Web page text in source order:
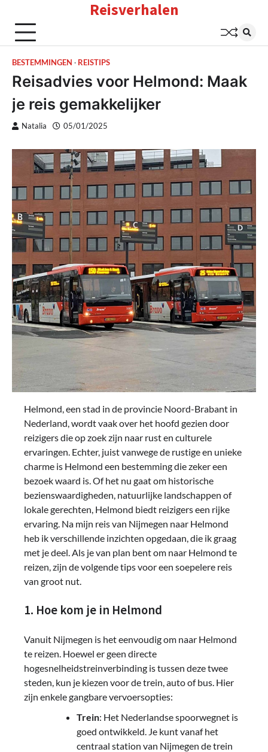
content
Reisverhalen
BESTEMMINGEN REISTIPS
Reisadvies voor Helmond: Maak
je reis gemakkelijker
Natalia 05/01/2025
Helmond, een stad in de provincie Noord-Brabant in
Nederland, wordt vaak over het hoofd gezien door
reizigers die op zoek zijn naar rust en culturele
ervaringen. Echter, juist vanwege de rustige en unieke
charme is Helmond een bestemming die zeker een
bezoek waard is. Of het nu gaat om historische
bezienswaardigheden, natuurlijke landschappen of
lokale gerechten, Helmond biedt reizigers een rijke
ervaring. Na mijn reis van Nijmegen naar Helmond
heb ik verschillende inzichten opgedaan, die ik graag
met je deel. Als je van plan bent om naar Helmond te
reizen, zijn de volgende tips voor een soepelere reis
van groot nut.
1. Hoe kom je in Helmond
Vanuit Nijmegen is het eenvoudig om naar Helmond
te reizen. Hoewel er geen directe
hogesnelheidstreinverbinding is tussen deze twee
steden, kun je kiezen voor de trein, auto of bus. Hier
zijn enkele gangbare vervoersopties:
Trein: Het Nederlandse spoorwegnet is
goed ontwikkeld. Je kunt vanaf het
centraal station van Nijmegen de trein